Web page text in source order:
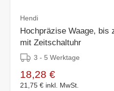
Hendi
Hochpräzise Waage, bis
mit Zeitschaltuhr
3 - 5 Werktage
18,28 €
21,75 € inkl. MwSt.